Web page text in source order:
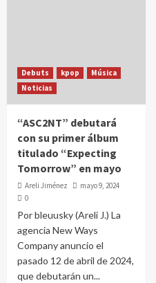
Debuts kpop
Música
Noticias
“ASC2NT” debutará
con su primer álbum
titulado “Expecting
Tomorrow” en mayo
Areli Jiménez
mayo 9, 2024
0
Por bleuusky (Areli J.) La
agencia New Ways
Company anuncio el
pasado 12 de abril de 2024,
que debutarán un...